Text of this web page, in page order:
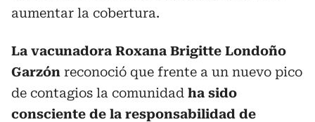
aumentar la cobertura.
La vacunadora Roxana Brigitte Londoño
Garzón reconoció que frente a un nuevo pico
de contagios la comunidad ha sido
consciente de la responsabilidad de